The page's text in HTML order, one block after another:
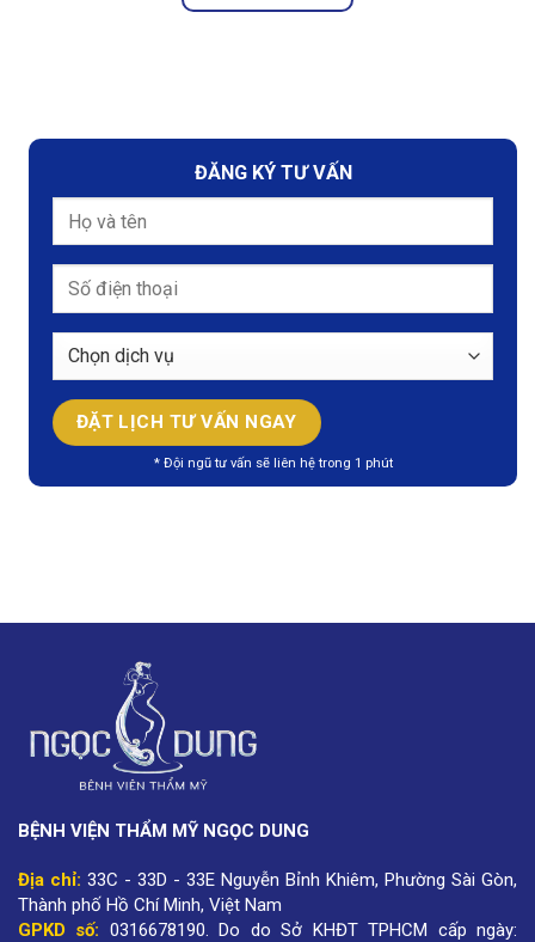
ĐĂNG KÝ TƯ VẤN
* Đội ngũ tư vấn sẽ liên hệ trong 1 phút
BỆNH VIỆN THẨM MỸ NGỌC DUNG
Địa chỉ: 33C - 33D - 33E Nguyễn Bỉnh Khiêm, Phường Sài Gòn,
Thành phố Hồ Chí Minh, Việt Nam
GPKD số: 0316678190. Do do Sở KHĐT TPHCM cấp ngày: